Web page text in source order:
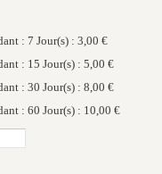
: 7 Jour(s) : 3,00 €
: 15 Jour(s) : 5,00 €
: 30 Jour(s) : 8,00 €
: 60 Jour(s) : 10,00 €